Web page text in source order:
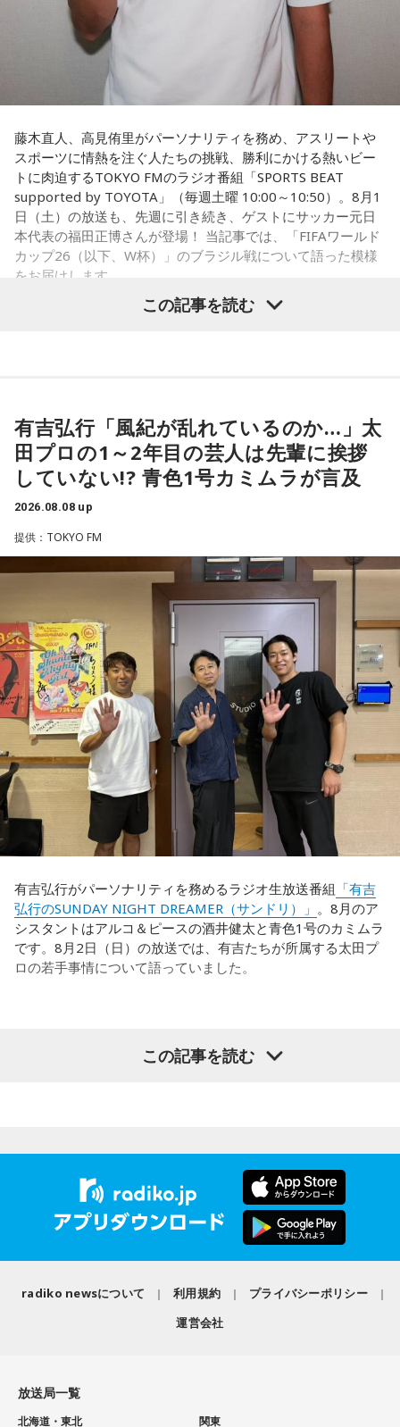
（戦術を）言い続けても、向こうが変えてきたら、その変化
に対して変化しなきゃいけない。「こういうやり方をしま
す」「だったらこう対応します」と。
そうすると、対応された側がまた変えてくるんですよ、それ
度言えますけど、ピッチのなかで選手たちがそれを感じて、
対応していく能力を高めていくのがサッカーにおいて一番重
要なんです。
ブラジル戦のときも「守ろう」という気持ちはなくても、ブ
ラジルが1点負けていたときに、前に出てくるエネルギーって
すごいんです。それを食い止めたり、押し返したりするため
には、前半よりもエネルギーをもっと使わなきゃいけないけ
れども、ブラジルのものすごい勢いにのまれてしまった。た
だ、これは日本だけではなく、アルゼンチンと対戦したイン
それに対してまた変化をしてくるから。だから“個”の力を高め
て、時間をつくれる選手が重要になってくるということです
ね。
◆世界で戦うために必要な“個”の力
あの戦いができたというのは、選手層も相当厚くなったとい
福田：そうですね。選手層は厚くなっているし、森保監督の
「誰が出ても同じような戦いができる準備をしてきた」とい
う言葉がその通りであることを、グループステージで証明で
きていたと思います。でも、そこから上に行くためには、や
っぱり“個の力”が必要だったかなと感じています。
世界で見ても、日本だけでなく主力の選手がケガする国は
多々あって、それでも勝ち上がっていく力が必要なのがW杯
なんです。そういう意味では、確かに選手層は厚くなったけ
れども、さらに“個”の力を高めながら、選手層をもっと厚くし
なきゃいけない。ベスト16・ベスト8に進む国と比べたとき
に、そこまでの選手層だったのかというと、まだまだ厚くし
ます。
ただ、あれだけケガ人が出て、誰が出ても同じようなサッカ
ーができて、グループステージをああいう形で抜けられたと
いうのは今までなかったことですし、力がついているのは事
番組名：SPORTS BEAT supported by TOYOTA
放送日時：毎週土曜 10:00～10:50
パーソナリティ：藤木直人、高見侑里
番組Webサイト：https://www.tfm.co.jp/beat/
藤木直人、高見侑里がパーソナリティを務め、アスリートや
スポーツに情熱を注ぐ人たちの挑戦、勝利にかける熱いビー
トに肉迫するTOKYO FMのラジオ番組「SPORTS BEAT
supported by TOYOTA」（毎週土曜 10:00～10:50）。8月1
日（土）の放送も、先週に引き続き、ゲストにサッカー元日
本代表の福田正博さんが登場！ 当記事では、「FIFAワールド
カップ26（以下、W杯）」のブラジル戦について語った模様
をお届けします。
輝き、Jリーグ通算228試合出場93得点を挙げ、日本代表では
45試合出場で9ゴールを記録するなど活躍を見せ、1993年に
はW杯アジア地区最終予選にも出場しました。2002年に現役
を引退した後は、サッカー解説者としてメディアでの活動の
活かしながら幅広く活動しています。
◆福田正博がW杯ブラジル戦を総括
藤木：ブラジル戦で、前半は佐野海舟選手の素晴らしいイン
ターセプトからのゴールがありましたし、前半の終了間際に
は日本がボールを持つ時間もありました。しかし、後半に入
ってからブラジルが戦略を変えてきて、日本が一方的に押し
込まれてしまった。試合のなかで具体的な戦術が打ち出せな
かったと考えると、（選手のなかに）もう少し具体的な戦略
を示す人、ブレーンが必要なのかなと素人目には思ってしま
うのですが……。
福田：そういう見方も当然ありますし、それができれば一番
いいと思うのですが、森保監督は帰国後の会見で「戦術は後
出しジャンケンだ」と言っていたんです。どういうことかと
いうと、自分たちが変えたら相手がまた変えてくる、それに
対してまた変えていかなきゃならない。ベンチでその都度
に対して変化しなきゃいけない。「こういうやり方をしま
す」「だったらこう対応します」と。
そうすると、対応された側がまた変えてくるんですよ、それ
も試合中に。ですから、ベンチからでも戦術や戦略はある程
ブラジル戦のときも「守ろう」という気持ちはなくても、ブ
だ、これは日本だけではなく、アルゼンチンと対戦したイン
グランドもそういう展開になったんですよ。サッカーってそ
ういうスポーツなんですよね。
つまり、ベンチから何か言っても（すぐに戦術を）変えられ
るほど簡単なスポーツではないんです。なぜならば、相手が
それに対してまた変化をしてくるから。だから“個”の力を高め
て、時間をつくれる選手が重要になってくるということです
藤木：今回、日本代表はケガ人が続出しましたが、それでも
あの戦いができたというのは、選手層も相当厚くなったとい
この記事を読む
有吉弘行「風紀が乱れているのか…」太
田プロの1～2年目の芸人は先輩に挨拶
していない!? 青色1号カミムラが言及
2026.08.08 up
提供：TOKYO FM
有吉弘行がパーソナリティを務めるラジオ生放送番組 「有吉
弘行のSUNDAY NIGHT DREAMER（サンドリ）」 。8月のア
シスタントはアルコ＆ピースの酒井健太と青色1号のカミムラ
です。8月2日（日）の放送では、有吉たちが所属する太田プ
ロの若手事情について語っていました。
有吉は、若手芸人と接する機会の多いカミムラに聞きたいこ
とがあると切り出し、「賞レースで結果を残していないコン
ビ、（芸歴18年目の）ぐりんぴーすがよく愚痴をこぼしてい
るのは、最近の後輩は挨拶をしてくれないんだって（笑）」
と暴露します。
いため分からないと前置きしつつ、「ぐりんぴーすがそう言
のは、1～2年目の芸人の子たちだと思うんですけど……たぶ
この記事を読む
radiko newsについて 利用規約
プライバシーポリシー
運営会社
放送局一覧
北海道・東北 関東